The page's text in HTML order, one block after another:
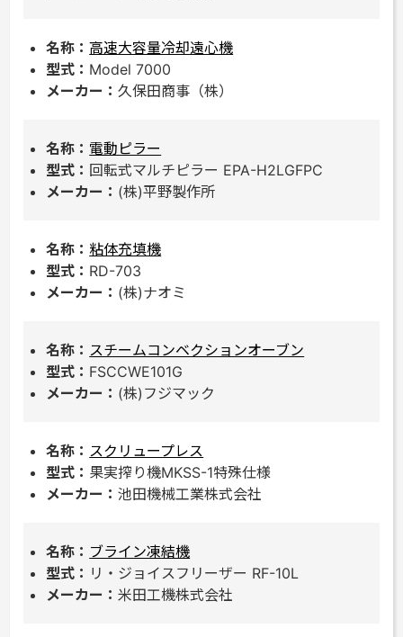
高速大容量冷却遠心機
Model 7000
久保田商事（株）
電動ピラー
回転式マルチピラー EPA-H2LGFPC
(株)平野製作所
粘体充填機
RD-703
(株)ナオミ
スチームコンベクションオーブン
FSCCWE101G
(株)フジマック
スクリュープレス
果実搾り機MKSS-1特殊仕様
池田機械工業株式会社
ブライン凍結機
リ・ジョイスフリーザー RF-10L
米田工機株式会社